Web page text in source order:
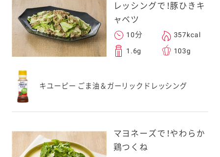
レッシングで！豚ひきキ
ャベツ
10分 357kcal
1.6g 103g
キユーピー ごま油＆ガーリックドレッシング
マヨネーズで！やわらか
鶏つくね